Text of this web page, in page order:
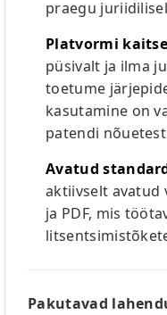
praegu
Platvormi
püsivalt ja ilma
toetume
kasutamine on
patendi
Avatud
aktiivselt avatud
ja PDF, mis
Pakutavad